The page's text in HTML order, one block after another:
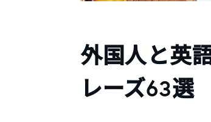
外国人と英
レーズ63選